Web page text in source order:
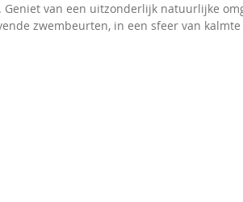
Geniet van een uitzonderlijk natuurlijke
zwembeurten, in een sfeer van